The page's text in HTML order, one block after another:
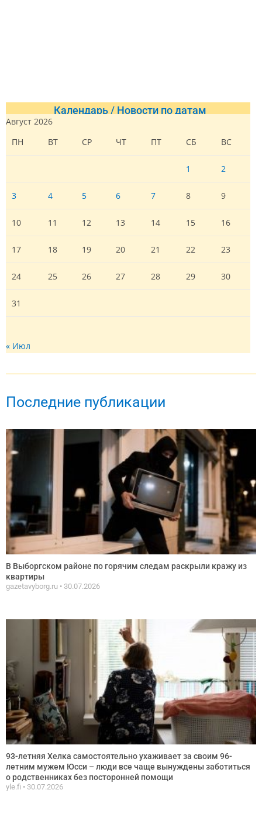
Календарь / Новости по датам
Август 2026
ПН
ВТ СР ЧТ ПТ СБ ВС
1 2
3 4 5 6 7 8 9
10 11 12 13 14 15 16
17 18 19 20 21 22 23
24 25 26 27 28 29 30
31
« Июл
Последние публикации
В Выборгском районе по горячим следам раскрыли кражу из
квартиры
gazetavyborg.ru 30.07.2026
93-летняя Хелка самостоятельно ухаживает за своим 96-
летним мужем Юсси – люди все чаще вынуждены заботиться
о родственниках без посторонней помощи
yle.fi 30.07.2026